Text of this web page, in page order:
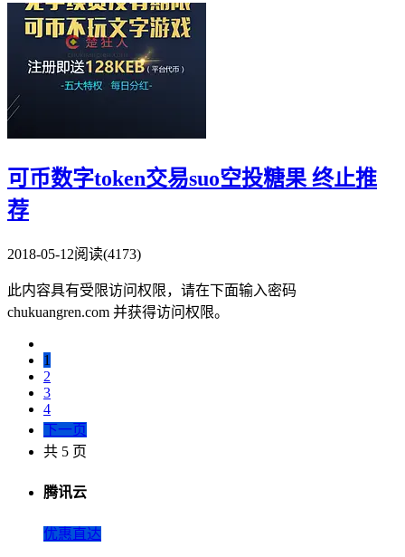
可币数字token交易suo空投糖果 终止推
荐
2018-05-12阅读(4173)
此内容具有受限访问权限，请在下面输入密码
chukuangren.com 并获得访问权限。
1
2
3
4
下一页
共 5 页
腾讯云
优惠直达